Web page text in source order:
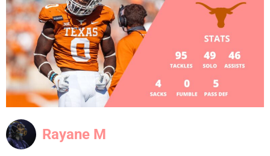
Rayane M